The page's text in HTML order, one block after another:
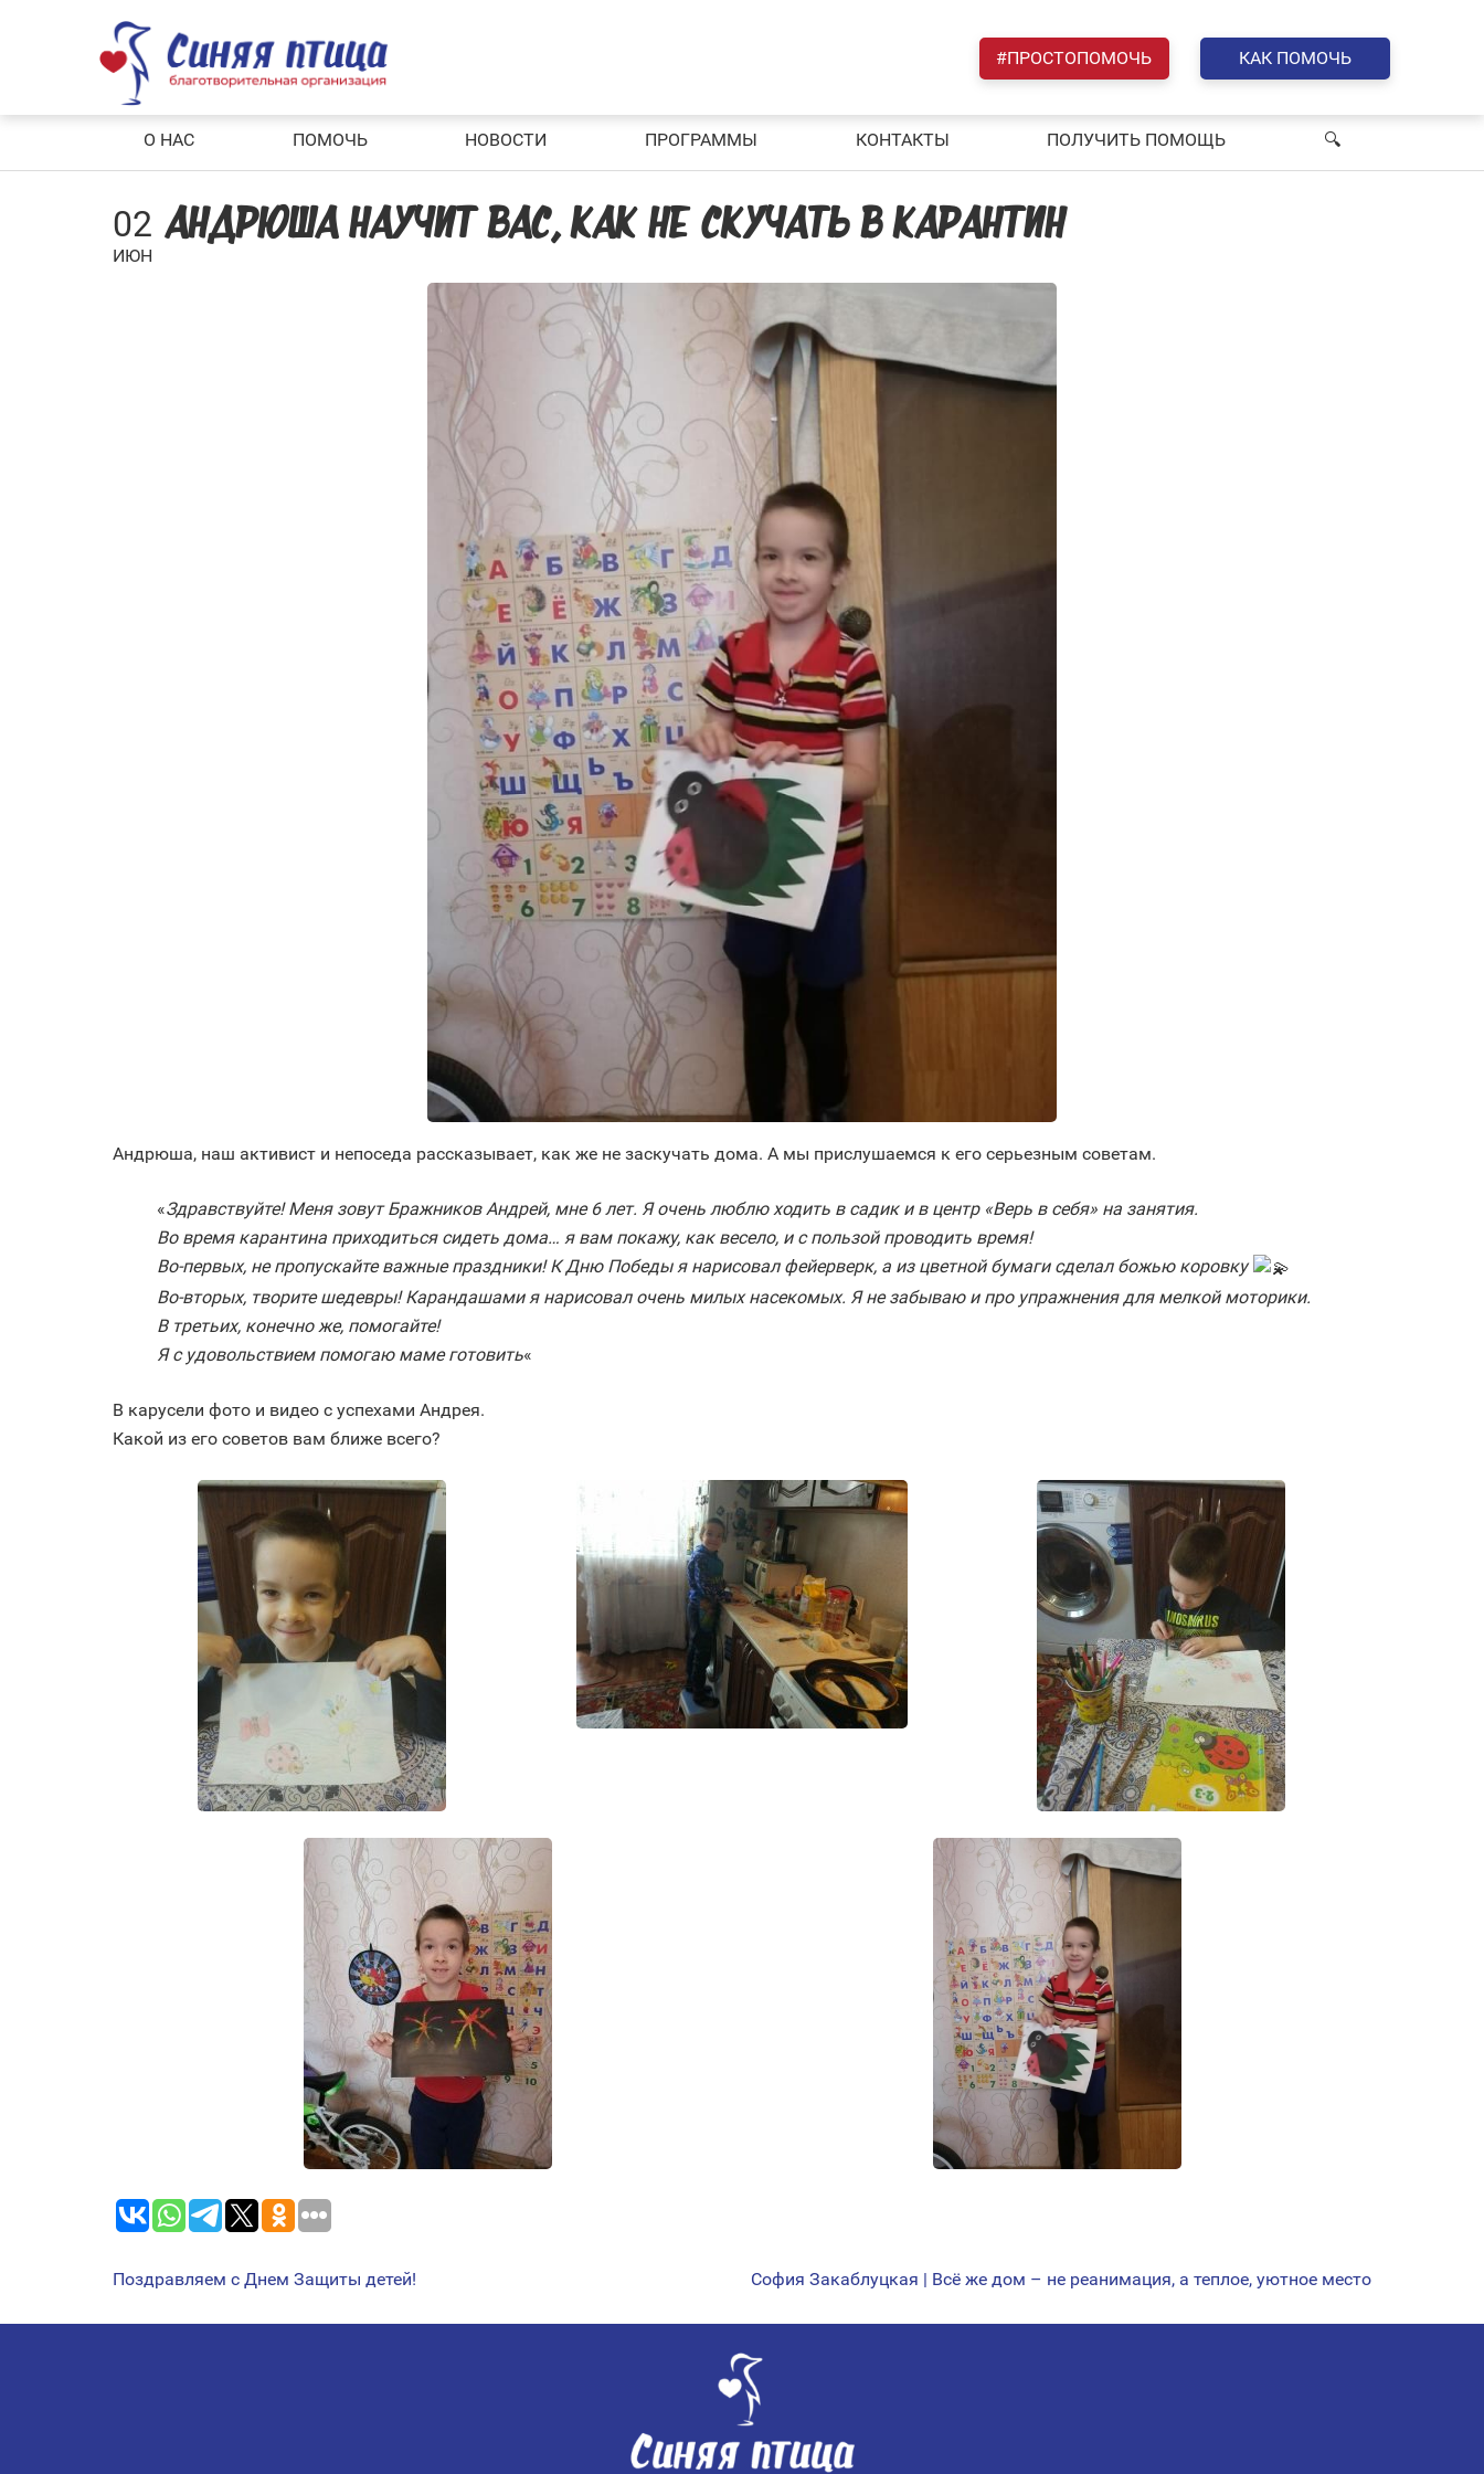
#ПРОСТОПОМОЧЬ КАК ПОМОЧЬ
О НАС ПОМОЧЬ НОВОСТИ ПРОГРАММЫ КОНТАКТЫ ПОЛУЧИТЬ ПОМОЩЬ 🔍︎
02
ИЮН
АНДРЮША НАУЧИТ ВАС, КАК НЕ СКУЧАТЬ В КАРАНТИН
Андрюша, наш активист и непоседа рассказывает, как же не заскучать дома. А мы прислушаемся к его серьезным советам.
«Здравствуйте! Меня зовут Бражников Андрей, мне 6 лет. Я очень люблю ходить в садик и в центр «Верь в себя» на занятия.
Во время карантина приходиться сидеть дома… я вам покажу, как весело, и с пользой проводить время!
Во-первых, не пропускайте важные праздники! К Дню Победы я нарисовал фейерверк, а из цветной бумаги сделал божью коровку
Во-вторых, творите шедевры! Карандашами я нарисовал очень милых насекомых. Я не забываю и про упражнения для мелкой моторики.
В третьих, конечно же, помогайте!
Я с удовольствием помогаю маме готовить«
В карусели фото и видео с успехами Андрея.
Какой из его советов вам ближе всего?
НАВИГАЦИЯ
ПО
Поздравляем с Днем Защиты детей! София Закаблуцкая | Всё же дом – не реанимация, а теплое, уютное место